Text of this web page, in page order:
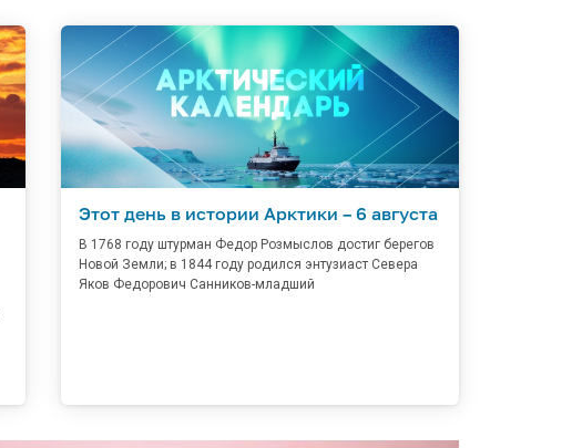
Этот день в истории Арктики – 6 августа
В 1768 году штурман Федор Розмыслов достиг берегов
Новой Земли; в 1844 году родился энтузиаст Севера
Яков Федорович Санников-младший